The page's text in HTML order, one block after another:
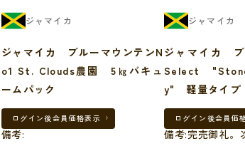
ジャマイカ
ジャマイカ ブルーマウンテンN
o1 St. Clouds農園 5㎏バキュ
ームパック
ログイン後会員価格表示
備考:
ジャマイカ
ジャマイカ ブ
Select
y" 軽量タイプ
ログイン後会員価
備考:完売御礼。